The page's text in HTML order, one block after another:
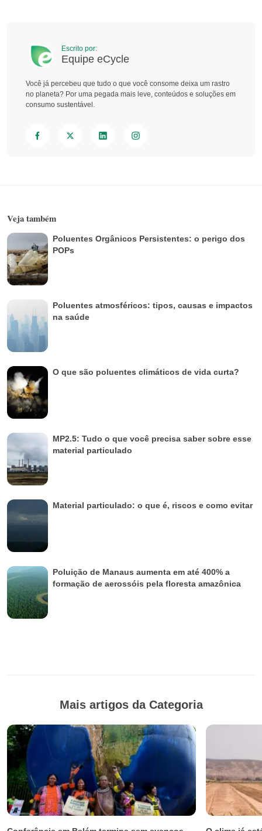
Escrito por:
Equipe eCycle
Você já percebeu que tudo o que você consome deixa um rastro
no planeta? Por uma pegada mais leve, conteúdos e soluções em
consumo sustentável.
Veja também
Poluentes Orgânicos Persistentes: o perigo dos
POPs
Poluentes atmosféricos: tipos, causas e impactos
na saúde
O que são poluentes climáticos de vida curta?
MP2.5: Tudo o que você precisa saber sobre esse
material particulado
Material particulado: o que é, riscos e como evitar
Poluição de Manaus aumenta em até 400% a
formação de aerossóis pela floresta amazônica
Mais artigos da Categoria